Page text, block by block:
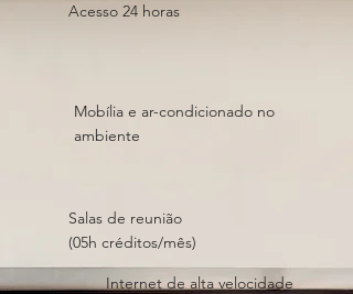
Acesso 24 horas
Mobília e ar-condicionado no
ambiente
Salas de reunião
(05h créditos/mês)
Internet de alta velocidade